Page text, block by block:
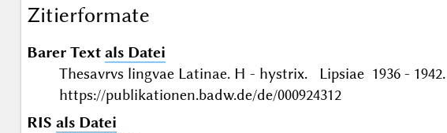
Zitierformate
Barer Text als Datei
Thesavrvs lingvae Latinae. H - hystrix. Lipsiae 1936 -
https://publikationen.badw.de/de/000924312
RIS als Datei